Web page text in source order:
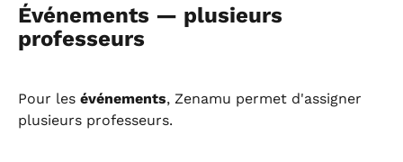
Événements — plusieurs
professeurs
Pour les événements, Zenamu permet d'assigner
plusieurs professeurs.